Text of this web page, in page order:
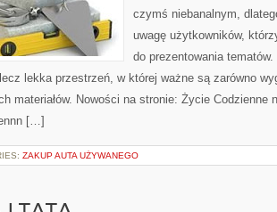
czymś niebanalnym,
uwagę użytkowników,
do prezentowania
lekka przestrzeń, w której ważne są zarówno
materiałów. Nowości na stronie: Życie Codzienne
[…]
ZAKUP AUTA UŻYWANEGO